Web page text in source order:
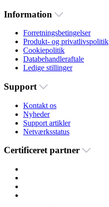
Information
Forretningsbetingelser
Produkt- og privatlivspolitik
Cookiepolitik
Databehandleraftale
Ledige stillinger
Support
Kontakt os
Nyheder
Support artikler
Netværksstatus
Certificeret partner